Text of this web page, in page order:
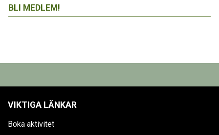
BLI MEDLEM!
VIKTIGA LÄNKAR
Boka aktivitet